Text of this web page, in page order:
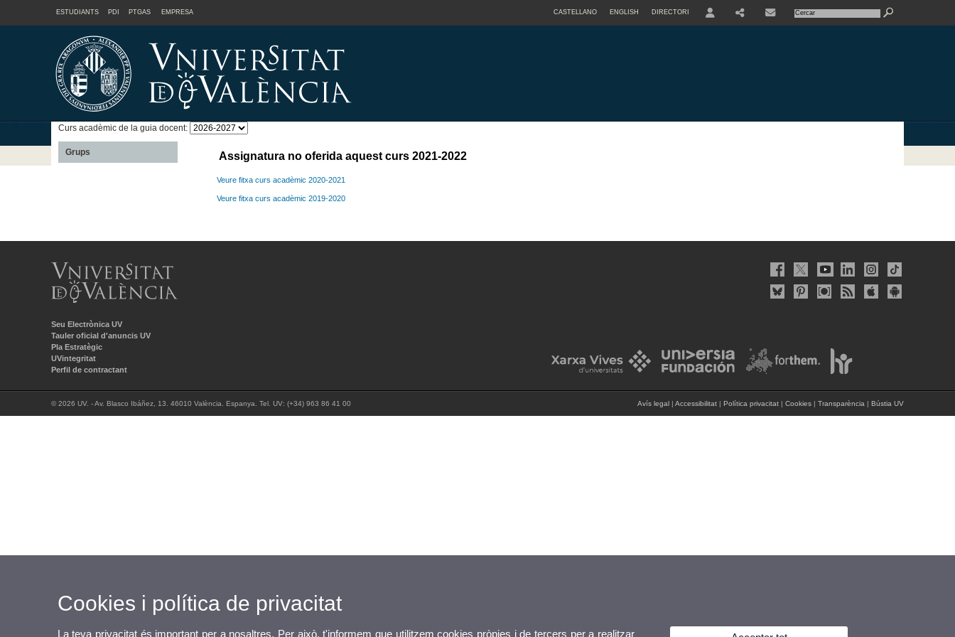
ESTUDIANTS PDI PTGAS EMPRESA CASTELLANO ENGLISH DIRECTORI
Curs acadèmic de la guia docent:
Grups Assignatura no oferida aquest curs 2021-2022
Veure fitxa curs acadèmic 2020-2021
Veure fitxa curs acadèmic 2019-2020
Seu Electrònica UV
Tauler oficial d'anuncis UV
Pla Estratègic
UVintegritat
Perfil de contractant
© 2026 UV. - Av. Blasco Ibáñez, 13. 46010 València. Espanya. Tel. UV: (+34) 963 86 41 00 Avís legal | Accessibilitat | Política privacitat | Cookies | Transparència | Bústia UV
Cookies i política de privacitat
La teva privacitat és important per a nosaltres. Per això, t'informem que utilitzem cookies pròpies i de tercers per a realitzar